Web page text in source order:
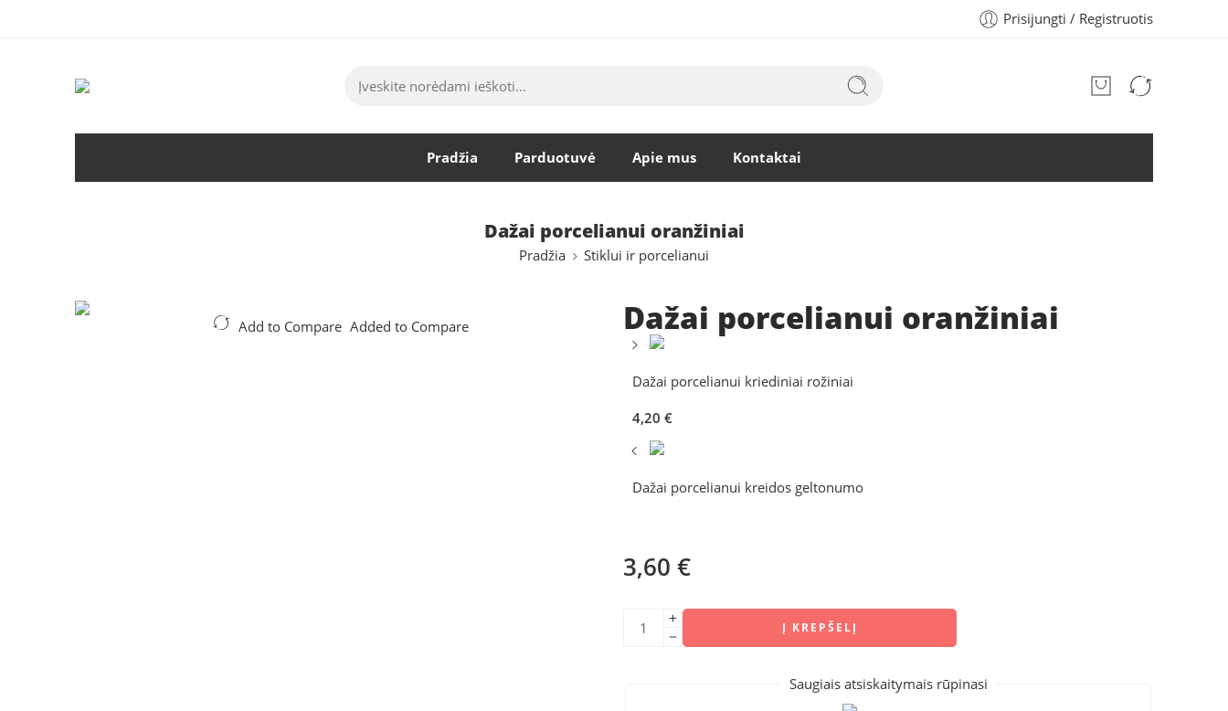
Prisijungti / Registruotis
Pradžia Parduotuvė Apie mus Kontaktai
Dažai porcelianui oranžiniai
Pradžia Stiklui ir porcelianui
Add to Compare Added to Compare Dažai porcelianui oranžiniai
Dažai porcelianui kriediniai rožiniai
4,20 €
Dažai porcelianui kreidos geltonumo
3,60 €
Į KREPŠELĮ
Saugiais atsiskaitymais rūpinasi